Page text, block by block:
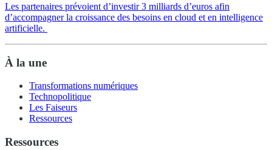
Les partenaires prévoient d’investir 3 milliards d’euros afin
d’accompagner la croissance des besoins en cloud et en intelligence
artificielle.
À la une
Transformations numériques
Technopolitique
Les Faiseurs
Ressources
Ressources